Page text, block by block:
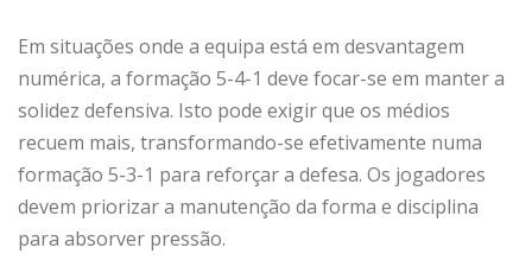
Em situações onde a equipa está em desvantagem
numérica, a formação 5-4-1 deve focar-se em manter a
solidez defensiva. Isto pode exigir que os médios
recuem mais, transformando-se efetivamente numa
formação 5-3-1 para reforçar a defesa. Os jogadores
devem priorizar a manutenção da forma e disciplina
para absorver pressão.